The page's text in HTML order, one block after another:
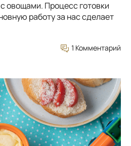
овощами. Процесс готовки
работу за нас сделает
1 Комментарий